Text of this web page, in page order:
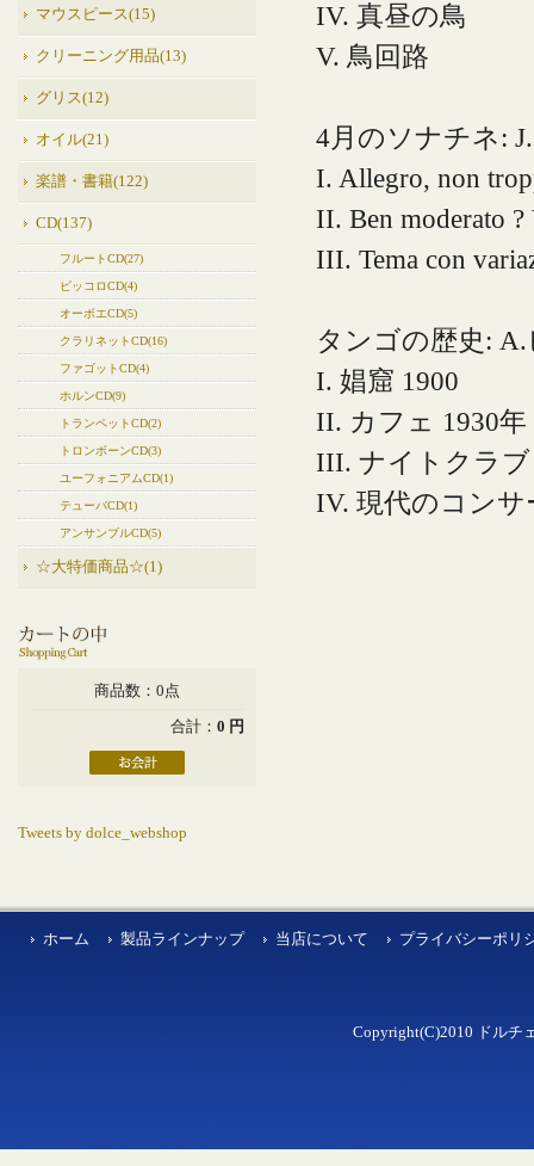
マウスピース(15)
クリーニング用品(13)
グリス(12)
オイル(21)
楽譜・書籍(122)
CD(137)
フルートCD(27)
ピッコロCD(4)
オーボエCD(5)
クラリネットCD(16)
ファゴットCD(4)
ホルンCD(9)
トランペットCD(2)
トロンボーンCD(3)
ユーフォニアムCD(1)
テューバCD(1)
アンサンブルCD(5)
☆大特価商品☆(1)
商品数：0点
合計： 0 円
Tweets by dolce_webshop
IV. 真昼の鳥
V. 鳥回路
4月のソナチネ:
I. Allegro, non
II. Ben moderato ?
III. Tema con
タンゴの歴史:
I. 娼窟 1900
II. カフェ 1930年
III. ナイトクラブ
IV. 現代のコンサ
ホーム 製品ラインナップ 当店について プライバシーポリ
Copyright(C)2010 ドルチ